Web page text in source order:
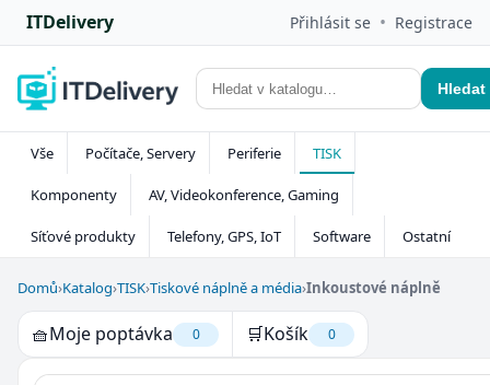
ITDelivery Přihlásit se • Registrace
Hledat
Vše Počítače, Servery Periferie TISK
Komponenty AV, Videokonference, Gaming
Síťové produkty Telefony, GPS, IoT Software Ostatní
Domů›Katalog›TISK›Tiskové náplně a média›Inkoustové náplně
🧺Moje poptávka 0 🛒Košík 0